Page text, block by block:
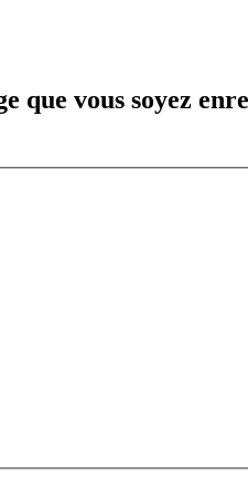
que vous soyez